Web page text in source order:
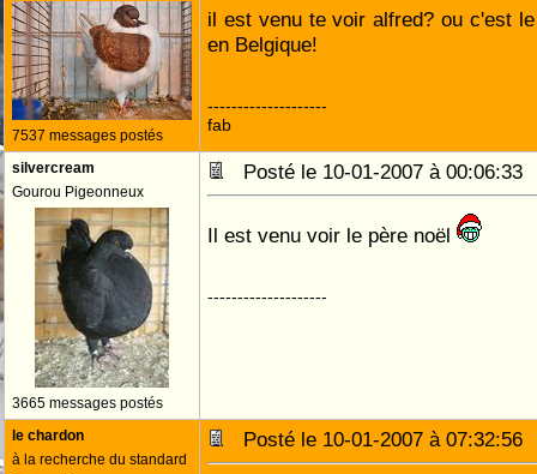
7537 messages postés
il est venu te voir alfred? ou c'est
en Belgique!
--------------------
fab
silvercream
Gourou Pigeonneux
3665 messages postés
Posté le 10-01-2007 à
Il est venu voir le père noël
--------------------
le chardon
à la recherche du standard
Posté le 10-01-2007 à